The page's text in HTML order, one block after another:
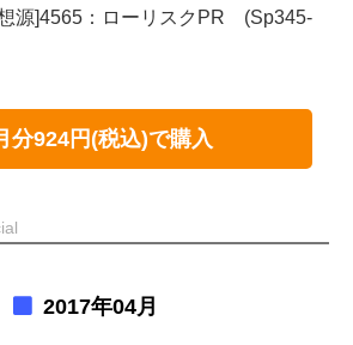
源]4565：ローリスクPR (Sp345-
分924円(税込)で購入
2017年04月